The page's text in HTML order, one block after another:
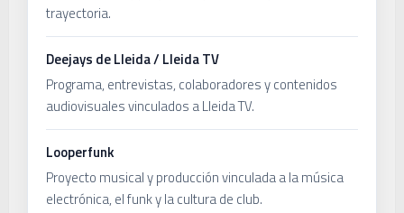
trayectoria.
Deejays de Lleida / Lleida TV
Programa, entrevistas, colaboradores y contenidos
audiovisuales vinculados a Lleida TV.
Looperfunk
Proyecto musical y producción vinculada a la música
electrónica, el funk y la cultura de club.